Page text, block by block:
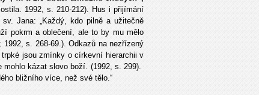
1992, s. 210-212). Hus i přijímání
Jana: „Každý, kdo pilně a užitečně
pokrm a oblečení, ale to by mu mělo
s. 268-69.). Odkazů na nezřízený
jsou zmínky o církevní hierarchii v
kázat slovo boží. (1992, s. 299).
bližního více, než své tělo.“